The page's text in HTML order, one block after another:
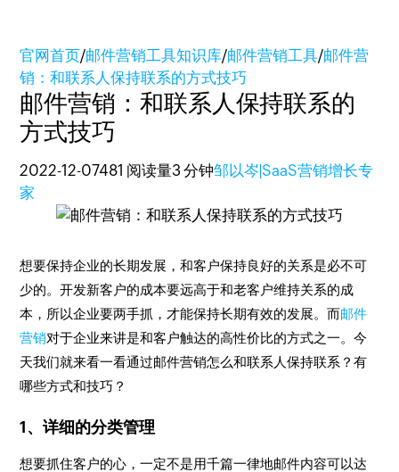
官网首页/邮件营销工具知识库/邮件营销工具/邮件营
销：和联系人保持联系的方式技巧
邮件营销：和联系人保持联系的
方式技巧
2022-12-07481 阅读量3 分钟邹以岑|SaaS营销增长专
家
想要保持企业的长期发展，和客户保持良好的关系是必不可
少的。开发新客户的成本要远高于和老客户维持关系的成
本，所以企业要两手抓，才能保持长期有效的发展。而邮件
营销对于企业来讲是和客户触达的高性价比的方式之一。今
天我们就来看一看通过邮件营销怎么和联系人保持联系？有
哪些方式和技巧？
1、详细的分类管理
想要抓住客户的心，一定不是用千篇一律地邮件内容可以达